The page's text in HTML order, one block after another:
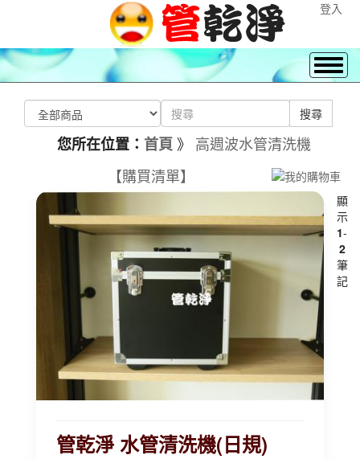
登入
您所在位置： 首頁》 高週波水管清洗機
【購買清單】
管乾淨 水管清洗機(日規)
顯
示
1-
2
筆
記